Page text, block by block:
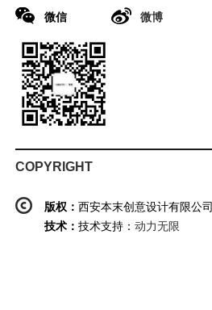
微信 微博
COPYRIGHT
版权： 西安本末创意设计有限公司
技术： 技术支持： 动力无限